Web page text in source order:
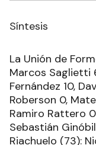
Síntesis
La Unión de
Marcos Saglietti
Fernández 10,
Roberson 0,
Ramiro Rattero
Sebastián
Riachuelo (73):